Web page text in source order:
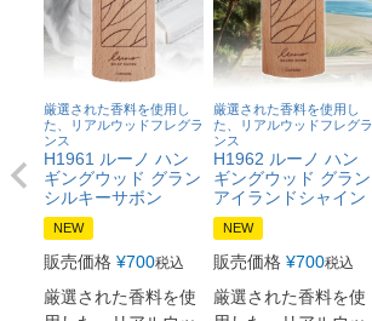
厳選された香料を使用し
た、リアルウッドフレグラ
ンス
H1961 ルーノ ハン
ギングウッド グラン
シルキーサボン
NEW
販売価格 ¥700税込
厳選された香料を使
厳選された香料を使用し
た、リアルウッドフレグラ
ンス
H1962 ルーノ ハン
ギングウッド グラン
アイランドシャイン
NEW
販売価格 ¥700税込
厳選された香料を使